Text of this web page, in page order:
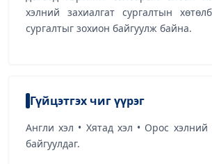
хэлний захиалгат сургалтын
сургалтыг зохион байгуулж байна.
Гүйцэтгэх чиг үүрэг
Англи хэл • Хятад хэл • Орос хэлний
байгуулдаг.